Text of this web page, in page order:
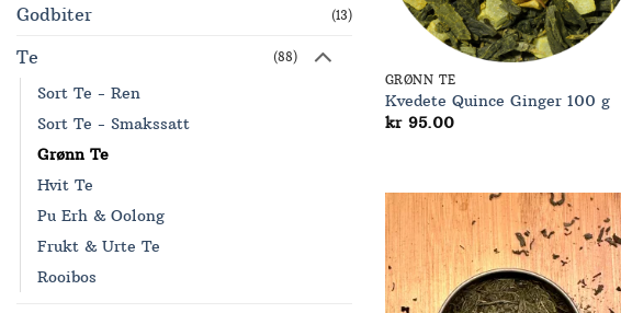
Godbiter (13)
Te (88)
Sort Te - Ren
Sort Te - Smakssatt
Grønn Te
Hvit Te
Pu Erh & Oolong
Frukt & Urte Te
Rooibos
GRØNN TE
Kvedete Quince Ginger 100 g
kr95.00
Add to
Wishlist